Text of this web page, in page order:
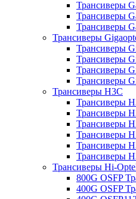
Трансиверы
Трансиверы
Трансиверы
Трансиверы
Трансиверы
Трансиверы
Трансиверы
Трансиверы
Трансиверы H3C
Трансиверы
Трансиверы
Трансиверы
Трансиверы
Трансиверы
Трансиверы
Трансиверы Hi-
800G OSFP
400G OSFP